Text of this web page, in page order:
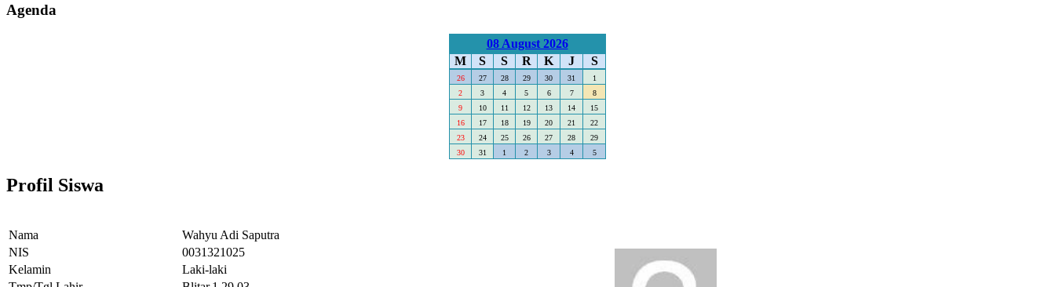
Agenda
08 August 2026
M
S S R K J S
26 27 28 29 30 31
1
2
3 4 5 6 7
8
9
10 11 12 13 14
15
16
17 18 19 20 21
22
23
24 25 26 27 28
29
30
31 1 2 3 4 5
Profil Siswa
Nama
Wahyu Adi Saputra
NIS
0031321025
Kelamin
Laki-laki